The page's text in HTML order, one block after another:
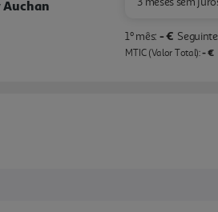
Auchan
1º mês: - €
MTIC (Valor Total):- €